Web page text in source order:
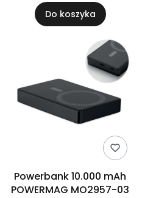
Do koszyka
Powerbank 10.000 mAh
POWERMAG MO2957-03